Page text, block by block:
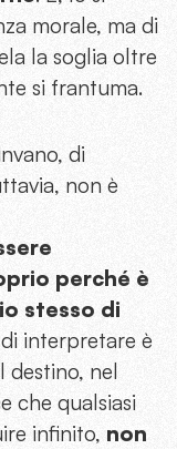
morale, ma di
la soglia oltre
si frantuma.
di
non è
perché è
stesso di
interpretare è
destino, nel
che qualsiasi
infinito, non